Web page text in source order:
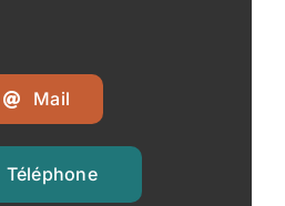
Mail
Téléphone